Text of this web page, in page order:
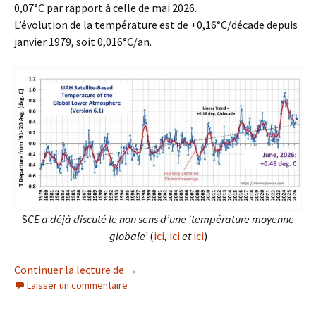
0,07°C par rapport à celle de mai 2026.
L’évolution de la température est de +0,16°C/décade depuis
janvier 1979, soit 0,016°C/an.
SCE a déjà discuté le non sens d’une ‘température moyenne
globale’(ici, icietici)
Continuer la lecture de Température moyenne globale’ et
→
Laisser un commentaire